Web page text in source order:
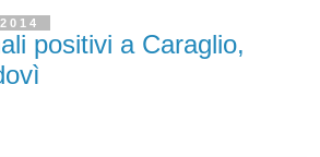
positivi a Caraglio,